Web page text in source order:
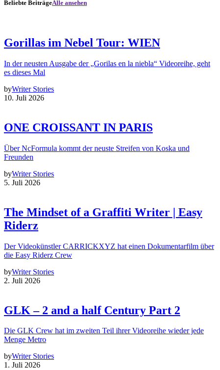
Beliebte BeiträgeAlle ansehen
Gorillas im Nebel Tour: WIEN
In der neusten Ausgabe der „Gorilas en la niebla“ Videoreihe, geht
es dieses Mal
byWriter Stories
10. Juli 2026
ONE CROISSANT IN PARIS
Über NcFormula kommt der neuste Streifen von Koska und
Freunden
byWriter Stories
5. Juli 2026
The Mindset of a Graffiti Writer | Easy
Riderz
Der Videokünstler CARRICKXYZ hat einen Dokumentarfilm über
die Easy Riderz Crew
byWriter Stories
2. Juli 2026
GLK – 2 and a half Century Part 2
Die GLK Crew hat im zweiten Teil ihrer Videoreihe wieder jede
Menge Metro
byWriter Stories
1. Juli 2026